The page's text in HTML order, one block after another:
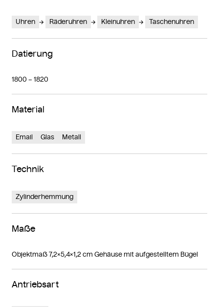
Uhren Räderuhren Kleinuhren Taschenuhren
Datierung
1800 – 1820
Material
Email Glas Metall
Technik
Zylinderhemmung
Maße
Objektmaß 7,2×5,4×1,2 cm Gehäuse mit aufgestelltem Bügel
Antriebsart